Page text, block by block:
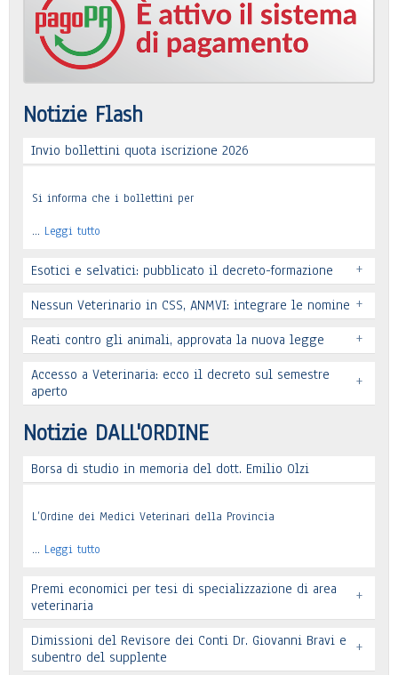
Notizie Flash
Invio bollettini quota iscrizione 2026
Si informa che i bollettini per
… Leggi tutto
Esotici e selvatici: pubblicato il decreto-formazione +
Leggi tutto
Nessun Veterinario in CSS, ANMVI: integrare le nomine +
Leggi tutto
Reati contro gli animali, approvata la nuova legge +
Leggi tutto
Accesso a Veterinaria: ecco il decreto sul semestre
aperto
+
Leggi tutto
Notizie DALL'ORDINE
Borsa di studio in memoria del dott. Emilio Olzi
L’Ordine dei Medici Veterinari della Provincia
… Leggi tutto
Premi economici per tesi di specializzazione di area
veterinaria
+
Dimissioni del Revisore dei Conti Dr. Giovanni Bravi e
subentro del supplente
+